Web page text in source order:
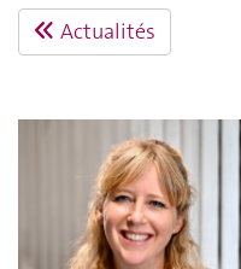
Actualités